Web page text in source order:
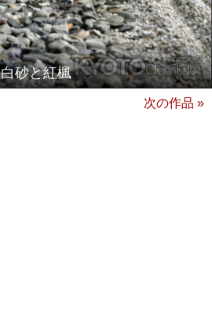
白砂と紅楓
次の作品 »